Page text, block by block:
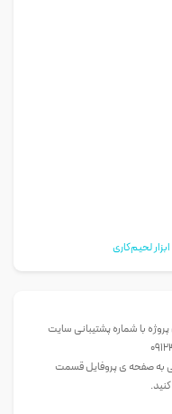
لحیم‌کاری
با شماره پشتیبانی سایت
به صفحه ی پروفایل قسمت